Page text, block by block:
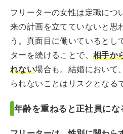
フリーターの女性は定職につ
来の計画を立てていないと思
う。真面目に働いているとし
ターを続けることで、 相手か
れない場合も。結婚において
られないことはリスクとなる
年齢を重ねると正社員にな